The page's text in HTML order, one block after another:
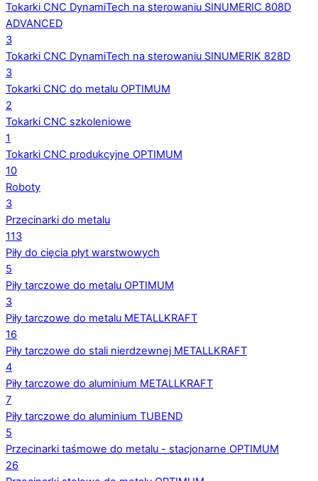
Tokarki CNC DynamiTech na sterowaniu SINUMERIC 808D
ADVANCED
3
Tokarki CNC DynamiTech na sterowaniu SINUMERIK 828D
3
Tokarki CNC do metalu OPTIMUM
2
Tokarki CNC szkoleniowe
1
Tokarki CNC produkcyjne OPTIMUM
10
Roboty
3
Przecinarki do metalu
113
Piły do cięcia płyt warstwowych
5
Piły tarczowe do metalu OPTIMUM
3
Piły tarczowe do metalu METALLKRAFT
16
Piły tarczowe do stali nierdzewnej METALLKRAFT
4
Piły tarczowe do aluminium METALLKRAFT
7
Piły tarczowe do aluminium TUBEND
5
Przecinarki taśmowe do metalu - stacjonarne OPTIMUM
26